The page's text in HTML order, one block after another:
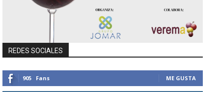
REDES SOCIALES
905 Fans ME GUSTA